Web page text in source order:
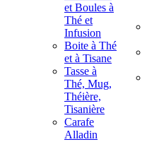
et Boules à
Thé et
Infusion
Boite à Thé
et à Tisane
Tasse à
Thé, Mug,
Théière,
Tisanière
Carafe
Alladin